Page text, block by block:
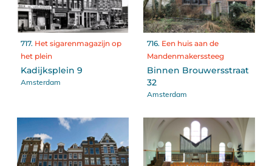
717. Het sigarenmagazijn op
het plein
Kadijksplein 9
Amsterdam
716. Een huis aan de
Mandenmakerssteeg
Binnen Brouwersstraat
32
Amsterdam